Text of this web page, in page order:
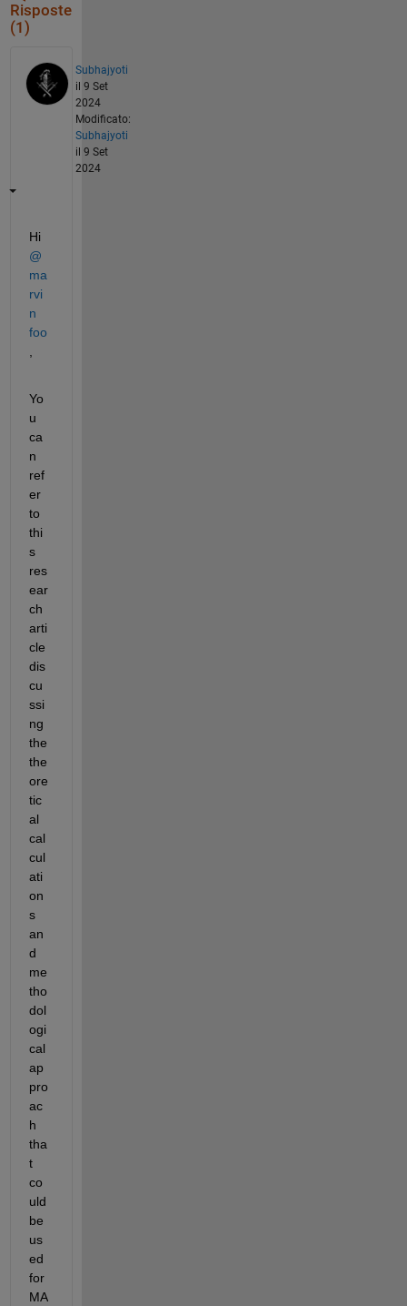
Risposte
(1)
Subhajyoti
il 9 Set
2024
Modificato:
Subhajyoti
il 9 Set
2024
Hi
@
ma
rvi
n
foo
Yo
u
ca
n
ref
er
to
thi
s
res
ear
ch
arti
cle
dis
cu
ssi
ng
the
the
ore
tic
al
cal
cul
ati
on
s
an
d
me
tho
dol
ogi
cal
ap
pro
ac
h
tha
t
co
uld
be
us
ed
for
MA